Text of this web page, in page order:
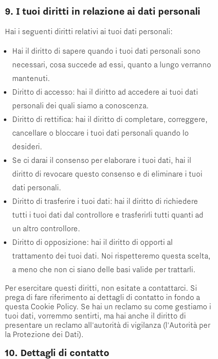
9. I tuoi diritti in relazione ai dati personali
Hai i seguenti diritti relativi ai tuoi dati personali:
Hai il diritto di sapere quando i tuoi dati personali sono
necessari, cosa succede ad essi, quanto a lungo verranno
mantenuti.
Diritto di accesso: hai il diritto ad accedere ai tuoi dati
personali dei quali siamo a conoscenza.
Diritto di rettifica: hai il diritto di completare, correggere,
cancellare o bloccare i tuoi dati personali quando lo
desideri.
Se ci darai il consenso per elaborare i tuoi dati, hai il
diritto di revocare questo consenso e di eliminare i tuoi
dati personali.
Diritto di trasferire i tuoi dati: hai il diritto di richiedere
tutti i tuoi dati dal controllore e trasferirli tutti quanti ad
un altro controllore.
Diritto di opposizione: hai il diritto di opporti al
trattamento dei tuoi dati. Noi rispetteremo questa scelta,
a meno che non ci siano delle basi valide per trattarli.
Per esercitare questi diritti, non esitate a contattarci. Si
prega di fare riferimento ai dettagli di contatto in fondo a
questa Cookie Policy. Se hai un reclamo su come gestiamo i
tuoi dati, vorremmo sentirti, ma hai anche il diritto di
presentare un reclamo all'autorità di vigilanza (l'Autorità per
la Protezione dei Dati).
10. Dettagli di contatto